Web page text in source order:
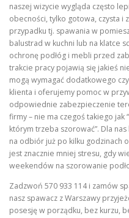
naszej wizycie wygląda często
obecności, tylko gotowa, czysta i
przypadku tj. spawania w
balustrad w kuchni lub na klatce
ochronę podłóg i mebli przed
trakcie pracy pojawią się jakieś
mogą wymagać dodatkowego
klienta i oferujemy pomoc w
odpowiednie zabezpieczenie
firmy – nie ma czegoś takiego jak
którym trzeba szorować”. Dla
na odbiór już po kilku godzinach
jest znacznie mniej stresu, gdy
weekendów na szorowanie
Zadzwoń 570 933 114 i zamów
nasz spawacz z Warszawy
posesję w porządku, bez kurzu,